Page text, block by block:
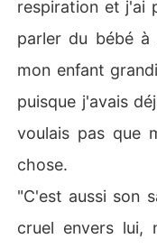
respiration et j'ai
parler du bébé à
mon enfant
puisque j'avais
voulais pas que
chose.
"C'est aussi son
cruel envers lui,